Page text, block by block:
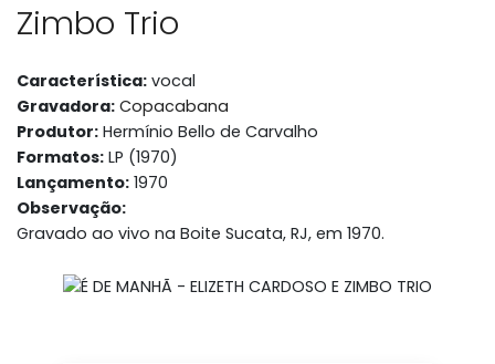
Zimbo Trio
Característica: vocal
Gravadora: Copacabana
Produtor: Hermínio Bello de Carvalho
Formatos: LP (1970)
Lançamento: 1970
Observação:
Gravado ao vivo na Boite Sucata, RJ, em 1970.